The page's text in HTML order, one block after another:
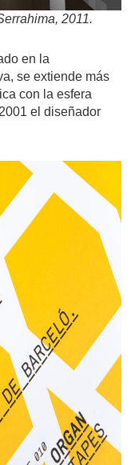
2011.
en la
se extiende más
con la esfera
el diseñador